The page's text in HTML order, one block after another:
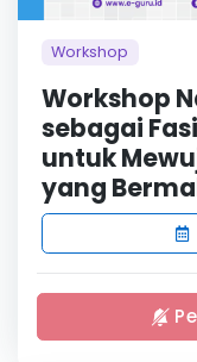
Workshop
Workshop
sebagai
untuk
yang